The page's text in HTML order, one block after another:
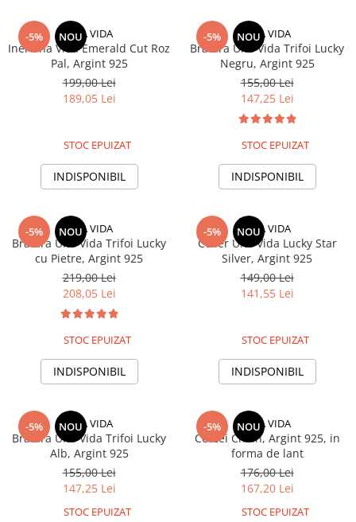
-5% NOU
UNA VIDA
Inel Una Vida Emerald Cut Roz
Pal, Argint 925
199,00 Lei
189,05 Lei
STOC EPUIZAT
INDISPONIBIL
-5% NOU
UNA VIDA
Bratara Una Vida Trifoi Lucky
Negru, Argint 925
155,00 Lei
147,25 Lei
STOC EPUIZAT
INDISPONIBIL
-5% NOU
UNA VIDA
Bratara Una Vida Trifoi Lucky
cu Pietre, Argint 925
219,00 Lei
208,05 Lei
STOC EPUIZAT
INDISPONIBIL
-5% NOU
UNA VIDA
Colier Una Vida Lucky Star
Silver, Argint 925
149,00 Lei
141,55 Lei
STOC EPUIZAT
INDISPONIBIL
-5% NOU
UNA VIDA
Bratara Una Vida Trifoi Lucky
Alb, Argint 925
155,00 Lei
147,25 Lei
STOC EPUIZAT
-5% NOU
UNA VIDA
Cercei Chain, Argint 925, in
forma de lant
176,00 Lei
167,20 Lei
STOC EPUIZAT